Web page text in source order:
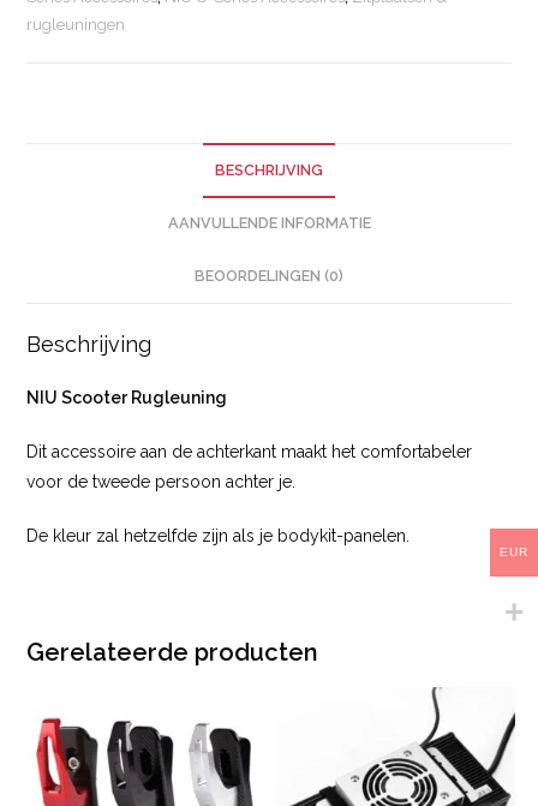
rugleuningen
BESCHRIJVING
AANVULLENDE INFORMATIE
BEOORDELINGEN (0)
Beschrijving
NIU Scooter Rugleuning
Dit accessoire aan de achterkant maakt het comfortabeler
voor de tweede persoon achter je.
De kleur zal hetzelfde zijn als je bodykit-panelen.
Gerelateerde producten
EUR